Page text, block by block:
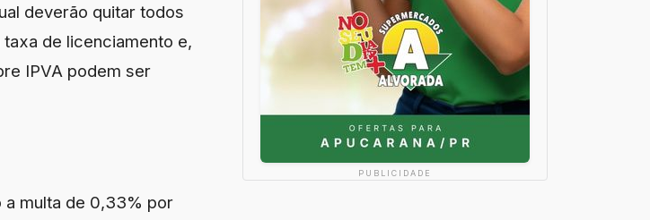
deverão quitar todos
de licenciamento e,
IPVA podem ser
multa de 0,33% por
PUBLICIDADE